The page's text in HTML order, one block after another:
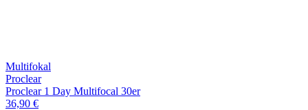
Multifokal
Proclear
Proclear 1 Day Multifocal 30er
36,90 €